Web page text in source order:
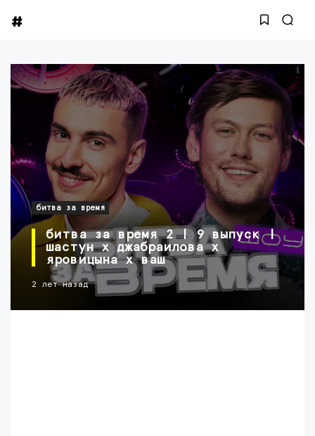
битва за время
битва за время 2 | 9 выпуск |
шастун х джабраилова х
яровицына х ваш
2 лет назад